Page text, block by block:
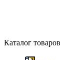
Каталог товаров